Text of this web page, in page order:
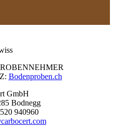
Bodenproben.ch
GmbH
Bodnegg
940960